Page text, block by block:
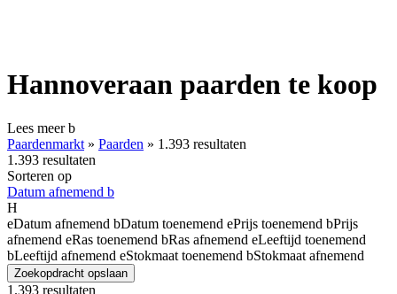
Hannoveraan paarden te koop
Lees meerb
Paardenmarkt » Paarden » 1.393 resultaten
1.393 resultaten
Sorteren op
Datum afnemend b
H
eDatum afnemend bDatum toenemend ePrijs toenemend bPrijs
afnemend eRas toenemend bRas afnemend eLeeftijd toenemend
bLeeftijd afnemend eStokmaat toenemend bStokmaat afnemend
Zoekopdracht opslaan
1.393 resultaten